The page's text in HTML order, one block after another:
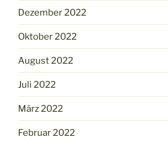
Dezember 2022
Oktober 2022
August 2022
Juli 2022
März 2022
Februar 2022